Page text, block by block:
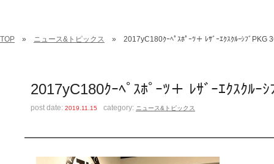
TOP ニュース&トピックス 2017yC180ｸｰﾍﾟｽﾎﾟｰﾂ＋ ﾚｻﾞｰｴｸｽｸﾙｰｼﾌﾞ
2017yC180ｸｰﾍﾟｽﾎﾟｰﾂ＋ ﾚｻﾞｰｴｸｽｸﾙ
post date:2019.11.15 category: ニュース&トピックス